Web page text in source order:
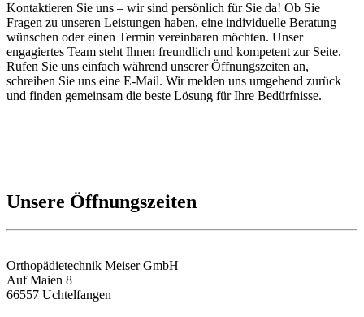
Kontaktieren Sie uns – wir sind persönlich für Sie da! Ob Sie
Fragen zu unseren Leistungen haben, eine individuelle Beratung
wünschen oder einen Termin vereinbaren möchten. Unser
engagiertes Team steht Ihnen freundlich und kompetent zur Seite.
Rufen Sie uns einfach während unserer Öffnungszeiten an,
schreiben Sie uns eine E-Mail. Wir melden uns umgehend zurück
und finden gemeinsam die beste Lösung für Ihre Bedürfnisse.
Unsere Öffnungszeiten
Orthopädietechnik Meiser GmbH
Auf Maien 8
66557 Uchtelfangen